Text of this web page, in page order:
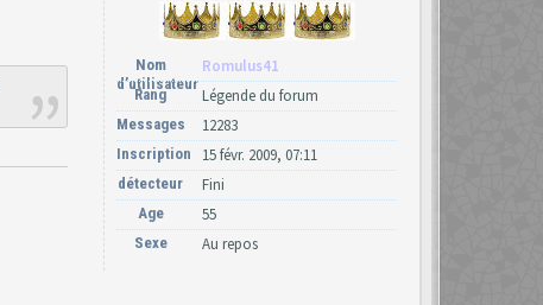
Nom
d’utilisateur
Romulus41
Rang Légende du forum
Messages 12283
Inscription 15 févr. 2009, 07:11
détecteur Fini
Age 55
Sexe Au repos